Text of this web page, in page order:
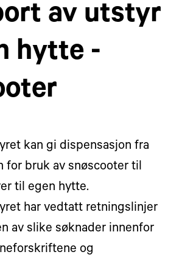
av utstyr
hytte -
kan gi dispensasjon fra
for bruk av snøscooter til
til egen hytte.
har vedtatt retningslinjer
av slike søknader innenfor
og